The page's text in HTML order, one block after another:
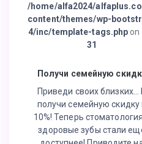
/home/alfa2024/
content/themes/wp-
4/inc/template-tags.php on
31
Получи семейную
Приведи своих близких…
получи семейную скидку
10%! Теперь
здоровые зубы стали